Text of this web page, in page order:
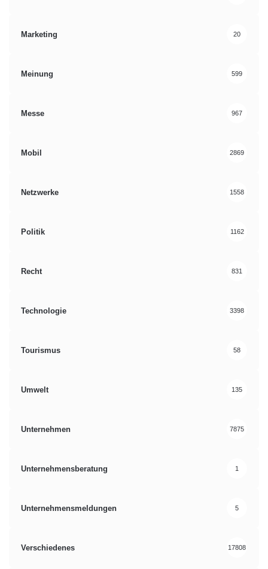
Marketing 20
Meinung 599
Messe 967
Mobil 2869
Netzwerke 1558
Politik 1162
Recht 831
Technologie 3398
Tourismus 58
Umwelt 135
Unternehmen 7875
Unternehmensberatung 1
Unternehmensmeldungen 5
Verschiedenes 17808